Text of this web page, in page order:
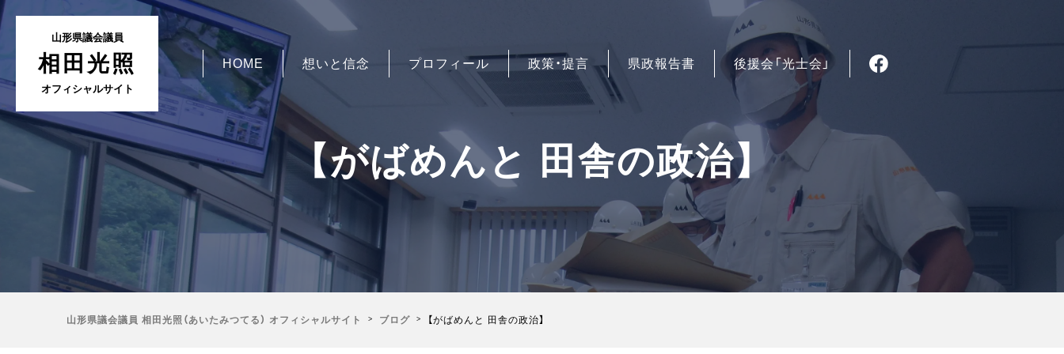
山形県議会議員
相田光照
オフィシャルサイト
HOME 想いと信念 プロフィール 政策・提言 県政報告書 後援会「光士会」
【がばめんと 田舎の政治】
山形県議会議員 相田光照（あいたみつてる） オフィシャルサイト ブログ 【がばめんと 田舎の政治】